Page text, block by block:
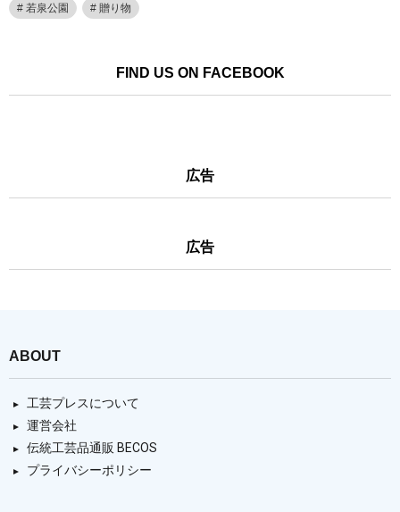
若泉公園 贈り物
FIND US ON FACEBOOK
広告
広告
ABOUT
工芸プレスについて
運営会社
伝統工芸品通販 BECOS
プライバシーポリシー